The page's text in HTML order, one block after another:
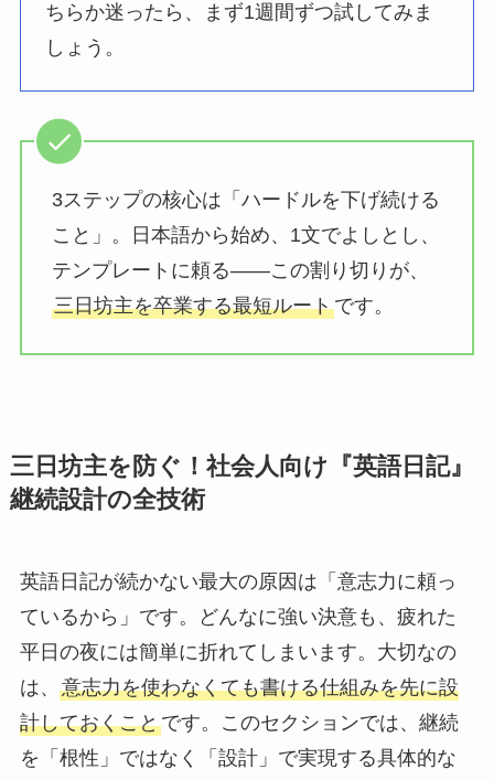
ちらか迷ったら、まず1週間ずつ試してみま
しょう。
3ステップの核心は「ハードルを下げ続ける
こと」。日本語から始め、1文でよしとし、
テンプレートに頼る――この割り切りが、
三日坊主を卒業する最短ルートです。
三日坊主を防ぐ！社会人向け『英語日記』
継続設計の全技術
英語日記が続かない最大の原因は「意志力に頼っ
ているから」です。どんなに強い決意も、疲れた
平日の夜には簡単に折れてしまいます。大切なの
は、 意志力を使わなくても書ける仕組みを先に設
計しておくことです。このセクションでは、継続
を「根性」ではなく「設計」で実現する具体的な